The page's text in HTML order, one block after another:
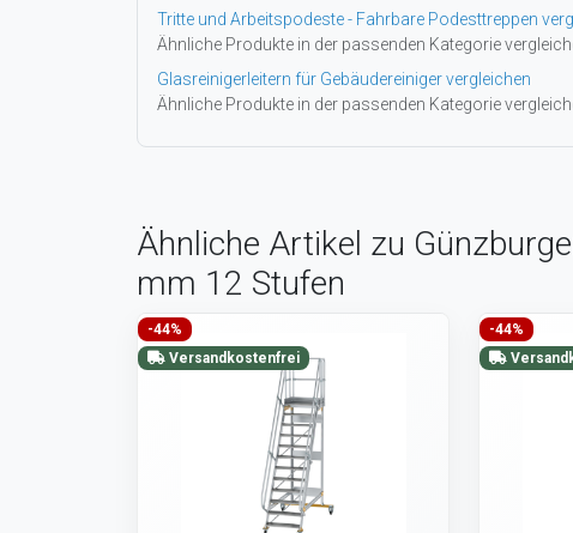
Tritte und Arbeitspodeste - Fahrbare Podesttreppen
Ähnliche Produkte in der passenden Kategorie
Glasreinigerleitern für Gebäudereiniger vergleichen
Ähnliche Produkte in der passenden Kategorie
Ähnliche Artikel zu
mm 12 Stufen
-44%
Versandkostenfrei
-44%